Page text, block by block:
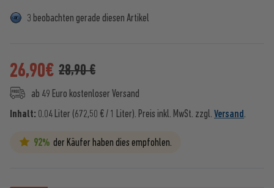
3 beobachten gerade diesen Artikel
26,90€ 28,90 €
ab 49 Euro kostenloser Versand
Inhalt: 0.04 Liter (672,50 € / 1 Liter). Preis inkl. MwSt. zzgl. Versand.
92% der Käufer haben dies empfohlen.